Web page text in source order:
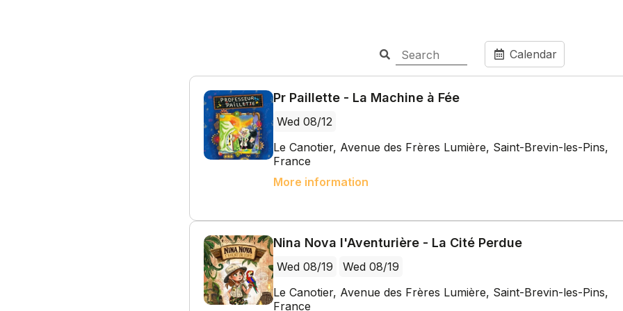
Calendar
Pr Paillette - La Machine à Fée
Wed 08/12
Le Canotier, Avenue des Frères Lumière, Saint-Brevin-les-Pins,
France
More information
Nina Nova l'Aventurière - La Cité Perdue
Wed 08/19
Wed 08/19
Le Canotier, Avenue des Frères Lumière, Saint-Brevin-les-Pins,
France